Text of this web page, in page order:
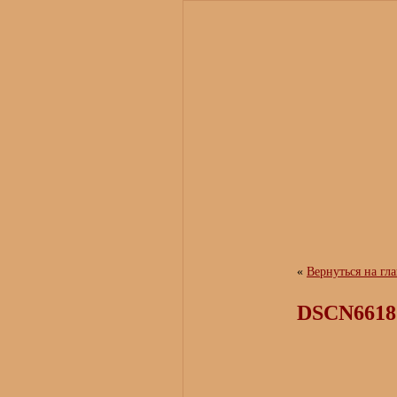
« Вернуться на
DSCN6618